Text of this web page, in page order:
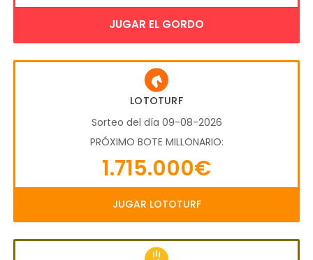
JUGAR EL GORDO
LOTOTURF
Sorteo del día 09-08-2026
PRÓXIMO BOTE MILLONARIO:
1.715.000€
JUGAR LOTOTURF